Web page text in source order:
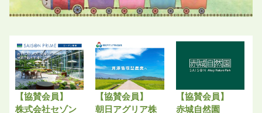
【協賛会員】
株式会社セゾン
【協賛会員】
朝日アグリア株
【協賛会員】
赤城自然園